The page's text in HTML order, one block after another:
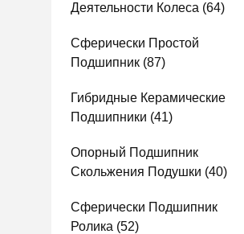
Деятельности Колеса (64)
Сферически Простой
Подшипник (87)
Гибридные Керамические
Подшипники (41)
Опорный Подшипник
Скольжения Подушки (40)
Сферически Подшипник
Ролика (52)